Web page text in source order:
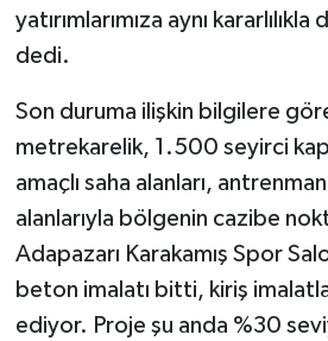
yatırımlarımıza aynı
dedi.
Son duruma ilişkin bilgilere
metrekarelik, 1.500 seyirci
amaçlı saha alanları,
alanlarıyla bölgenin cazibe
Adapazarı Karakamış Spor
beton imalatı bitti, kiriş
ediyor. Proje şu anda %30